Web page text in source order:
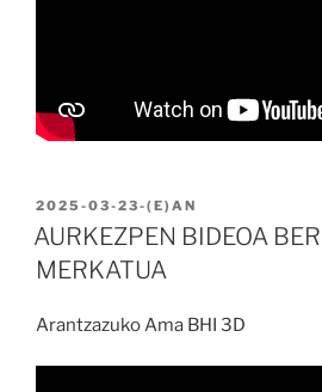
2025-03-23-(E)AN
AURKEZPEN BIDEOA
MERKATUA
Arantzazuko Ama BHI 3D